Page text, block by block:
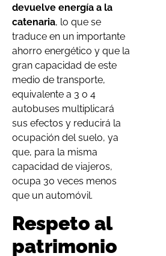
devuelve energía a la
catenaria, lo que se
traduce en un importante
ahorro energético y que la
gran capacidad de este
medio de transporte,
equivalente a 3 o 4
autobuses multiplicará
sus efectos y reducirá la
ocupación del suelo, ya
que, para la misma
capacidad de viajeros,
ocupa 30 veces menos
que un automóvil.
Respeto al
patrimonio